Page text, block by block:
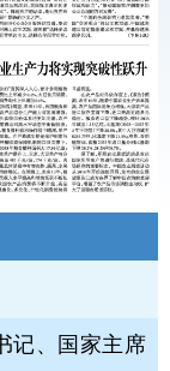
记、国家主席